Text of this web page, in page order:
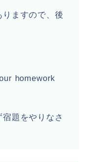
りますので、後
homework
宿題をやりなさ